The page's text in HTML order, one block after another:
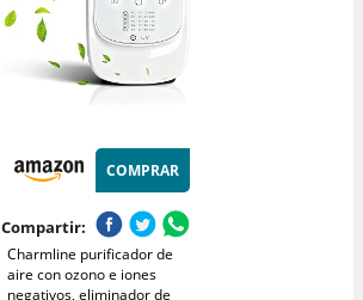
COMPRAR
Compartir:
Charmline purificador de
aire con ozono e iones
negativos, eliminador de